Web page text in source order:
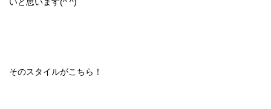
そのスタイルがこちら！